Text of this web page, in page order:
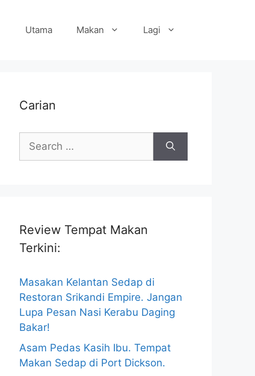
Utama Makan Lagi
Carian
Search
for:
Review Tempat Makan
Terkini:
Masakan Kelantan Sedap di
Restoran Srikandi Empire. Jangan
Lupa Pesan Nasi Kerabu Daging
Bakar!
Asam Pedas Kasih Ibu. Tempat
Makan Sedap di Port Dickson.